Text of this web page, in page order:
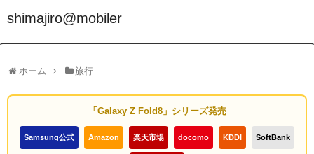
shimajiro@mobiler
ホーム 旅行
「Galaxy Z Fold8」シリーズ発売
Samsung公式 Amazon 楽天市場 docomo KDDI SoftBank